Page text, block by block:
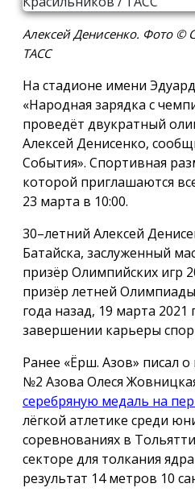
Алексей Денисенко. Фото ©
ТАСС
На стадионе имени
«Народная зарядка с
проведёт двукратный
Алексей Денисенко,
События». Спортивная
которой приглашаются
23 марта в 10:00.
30–летний Алексей
Батайска, заслуженный
призёр Олимпийских игр
призёр летней
года назад, 19 марта 2021
завершении карьеры
Ранее «Ёрш. Азов» писал
№2 Азова Олеся
серебряную медаль на
лёгкой атлетике среди
соревнованиях в
секторе для толкания
результат 14 метров 10